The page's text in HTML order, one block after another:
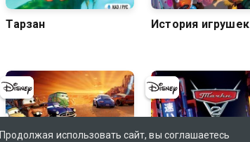
Тарзан История игрушек
Продолжая использовать сайт, вы соглашаетесь